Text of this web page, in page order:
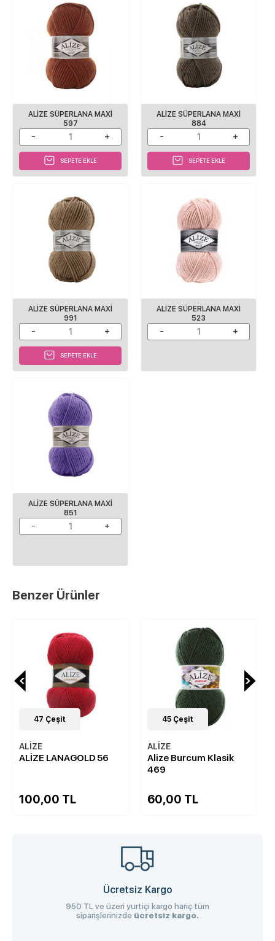
ALIZE SÜPERLANA MAXI
597
SEPETE EKLE
ALIZE SÜPERLANA MAXI
884
SEPETE EKLE
ALIZE SÜPERLANA MAXI
991
SEPETE EKLE
ALIZE SÜPERLANA MAXI
523
ALIZE SÜPERLANA MAXI
851
Benzer Ürünler
47 Çeşit
ALİZE
ALİZE LANAGOLD 56
100,00 TL
45 Çeşit
ALİZE
Alize Burcum Klasik
469
60,00 TL
Ücretsiz Kargo
950 TL ve üzeri yurtiçi kargo hariç tüm
siparişlerinizde ücretsiz kargo.